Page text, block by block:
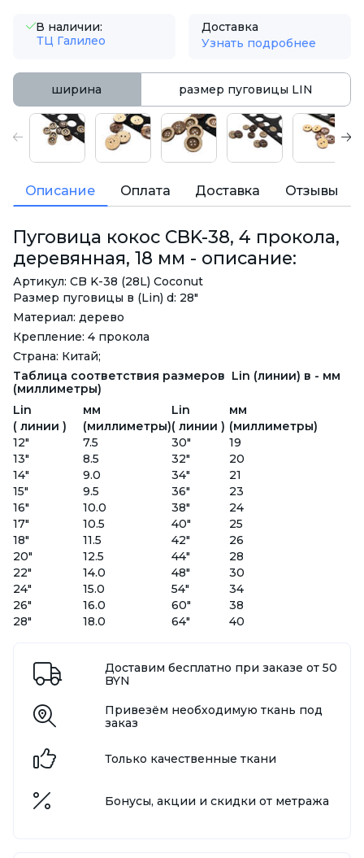
В наличии:
ТЦ Галилео
Доставка
Узнать подробнее
ширина размер пуговицы LIN
Описание Оплата Доставка Отзывы
Пуговица кокос CBK-38, 4 прокола,
деревянная, 18 мм - описание:
Артикул: CB K-38 (28L) Coconut
Размер пуговицы в (Lin) d: 28"
Материал: дерево
Крепление: 4 прокола
Страна: Китай;
Таблица соответствия размеров Lin (линии) в - мм
(миллиметры)
Lin
мм Lin
мм
( линии )
(миллиметры)( линии ) (миллиметры)
12"
7.5 30"
19
13"
8.5 32"
20
14"
9.0 34"
21
15"
9.5 36"
23
16"
10.0 38"
24
17"
10.5 40"
25
18"
11.5 42"
26
20"
12.5 44"
28
22"
14.0 48"
30
24"
15.0 54"
34
26"
16.0 60"
38
28"
18.0 64" 40
Доставим бесплатно при заказе от 50
BYN
Привезём необходимую ткань под
заказ
Только качественные ткани
Бонусы, акции и скидки от метража